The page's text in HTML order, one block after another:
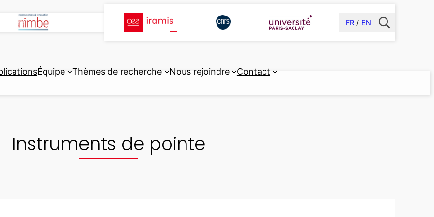
FR EN
Équipe Thèmes de recherche Nous rejoindre Contact
Instruments de pointe